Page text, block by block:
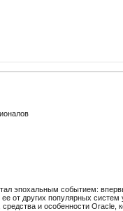
эпохальным событием:
от других популярных
и особенности Oracle,